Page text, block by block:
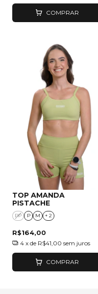
COMPRAR
TOP AMANDA
PISTACHE
PP P M + 2
R$164,00
4 x de R$41,00 sem juros
COMPRAR